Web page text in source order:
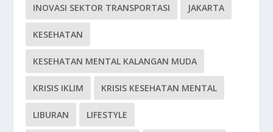
INOVASI SEKTOR TRANSPORTASI JAKARTA
KESEHATAN
KESEHATAN MENTAL KALANGAN MUDA
KRISIS IKLIM KRISIS KESEHATAN MENTAL
LIBURAN LIFESTYLE